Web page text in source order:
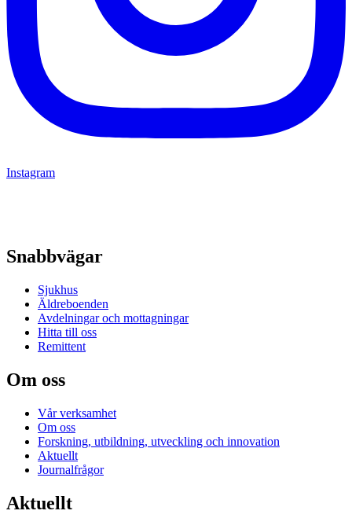
Instagram
Snabbvägar
Sjukhus
Äldreboenden
Avdelningar och mottagningar
Hitta till oss
Remittent
Om oss
Vår verksamhet
Om oss
Forskning, utbildning, utveckling och innovation
Aktuellt
Journalfrågor
Aktuellt